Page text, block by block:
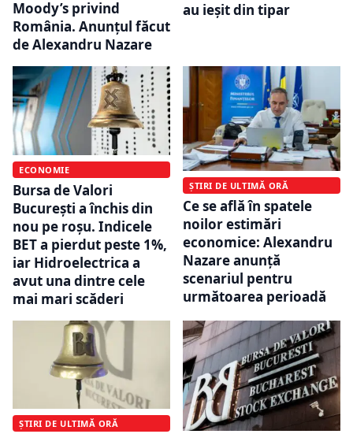
Moody’s privind
România. Anunțul făcut
de Alexandru Nazare
au ieșit din tipar
ECONOMIE
Bursa de Valori
București a închis din
nou pe roșu. Indicele
BET a pierdut peste 1%,
iar Hidroelectrica a
avut una dintre cele
mai mari scăderi
ȘTIRI DE ULTIMĂ ORĂ
Ce se află în spatele
noilor estimări
economice: Alexandru
Nazare anunță
scenariul pentru
următoarea perioadă
ȘTIRI DE ULTIMĂ ORĂ